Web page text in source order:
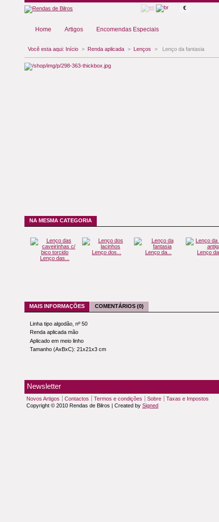
€
Home Artigos Encomendas Especiais
Você esta aqui: Início > Renda aplicada > Lenços > Lenço da fantasia
NA MESMA CATEGORIA
Lenço das...
Lenço dos... Lenço da... Lenço
MAIS INFORMAÇÕES COMENTÁRIOS (0)
Linha tipo algodão, nº 50
Renda aplicada mão
Aplicado em meio linho
Tamanho (AxBxC): 21x21x3 cm
Newsletter
Novos Artigos Contactos Termos e condições Sobre
Taxas e Impostos
Copyright © 2010 Rendas de Bilros | Created by Signed